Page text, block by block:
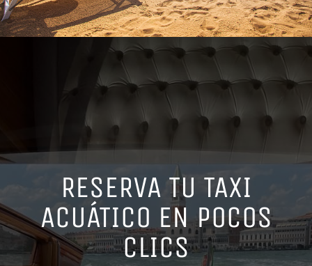
RESERVA TU TAXI
ACUÁTICO EN POCOS
CLICS